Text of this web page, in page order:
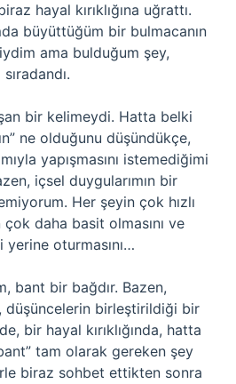
hayal kırıklığına uğrattı.
büyüttüğüm bir bulmacanın
ama bulduğum şey,
bir kelimeydi. Hatta belki
ne olduğunu düşündükçe,
yapışmasını istemediğimi
içsel duygularımın bir
Her şeyin çok hızlı
daha basit olmasını ve
oturmasını…
bant bir bağdır. Bazen,
düşüncelerin birleştirildiği bir
bir hayal kırıklığında, hatta
tam olarak gereken şey
biraz sohbet ettikten sonra